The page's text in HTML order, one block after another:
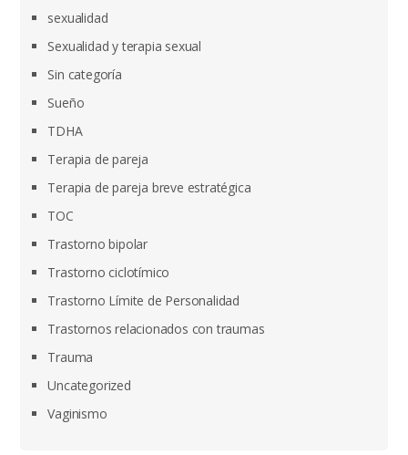
sexualidad
Sexualidad y terapia sexual
Sin categoría
Sueño
TDHA
Terapia de pareja
Terapia de pareja breve estratégica
TOC
Trastorno bipolar
Trastorno ciclotímico
Trastorno Límite de Personalidad
Trastornos relacionados con traumas
Trauma
Uncategorized
Vaginismo